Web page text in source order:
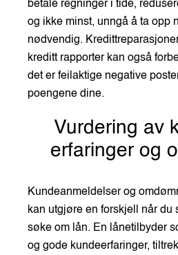
betale regninger i tide,
og ikke minst, unngå å ta opp
nødvendig.
kreditt rapporter kan også
det er feilaktige negative
poengene dine.
Vurdering av
erfaringer og
Kundeanmeldelser og
kan utgjøre en forskjell når du
søke om lån. En lånetilbyder
og gode kundeerfaringer,